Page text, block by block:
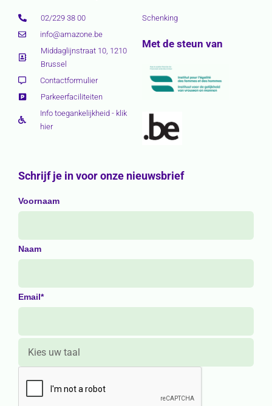
02/229 38 00
info@amazone.be
Middaglijnstraat 10, 1210
Brussel
Contactformulier
Parkeerfaciliteiten
Info toegankelijkheid - klik
hier
Schenking
Met de steun van
Schrijf je in voor onze nieuwsbrief
Voornaam
Naam
Email*